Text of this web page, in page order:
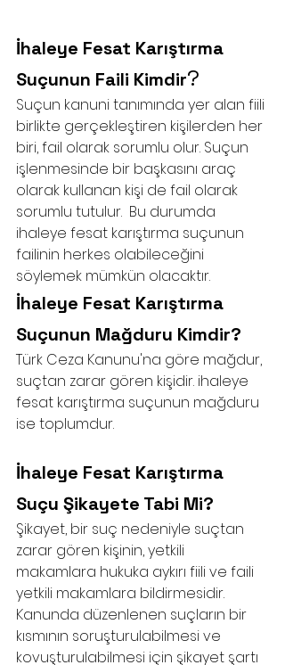
İhaleye Fesat Karıştırma
Suçunun Faili Kimdir?
Suçun kanuni tanımında yer alan fiili
birlikte gerçekleştiren kişilerden her
biri, fail olarak sorumlu olur. Suçun
işlenmesinde bir başkasını araç
olarak kullanan kişi de fail olarak
sorumlu tutulur.  Bu durumda
ihaleye fesat karıştırma suçunun
failinin herkes olabileceğini
söylemek mümkün olacaktır.
İhaleye Fesat Karıştırma
Suçunun Mağduru Kimdir?
Türk Ceza Kanunu'na göre mağdur,
suçtan zarar gören kişidir. ihaleye
fesat karıştırma suçunun mağduru
ise toplumdur.
İhaleye Fesat Karıştırma
Suçu Şikayete Tabi Mi?
Şikayet, bir suç nedeniyle suçtan
zarar gören kişinin, yetkili
makamlara hukuka aykırı fiili ve faili
yetkili makamlara bildirmesidir.
Kanunda düzenlenen suçların bir
kısmının soruşturulabilmesi ve
kovuşturulabilmesi için şikayet şartı